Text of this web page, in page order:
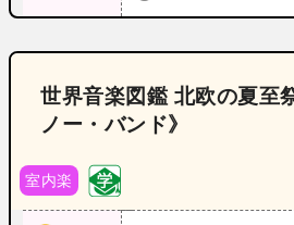
世界音楽図鑑 北欧の夏至
ノー・バンド》
室内楽